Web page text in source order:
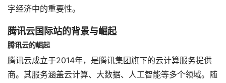
字经济中的重要性。
腾讯云国际站的背景与崛起
腾讯云的崛起
腾讯云成立于2014年，是腾讯集团旗下的云计算服务提供
商。其服务涵盖云计算、大数据、人工智能等多个领域。随